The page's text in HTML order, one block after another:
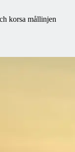
korsa mållinjen